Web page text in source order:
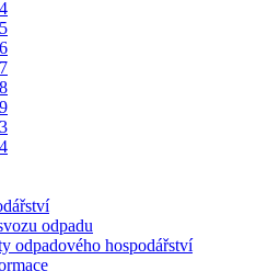
odpadu
odpadového hospodářství